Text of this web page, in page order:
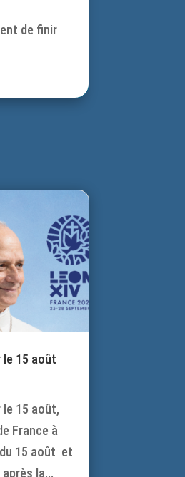
de finir
15 août
15 août,
France à
15 août et
la...